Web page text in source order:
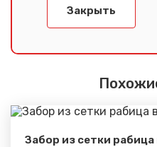
Закрыть
Забор из сетки рабица